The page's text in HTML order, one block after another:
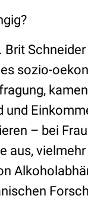
Brit
sozio-
– bei
vielmehr